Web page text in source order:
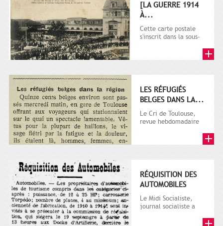
[LA GUERRE 1914
À...
Cette carte postale
s'inscrit dans la sous-
plusieurs milliers de...
LES RÉFUGIÉS
BELGES DANS LA...
Le Cri de Toulouse,
revue hebdomadaire
puis...
RÉQUISITION DES
AUTOMOBILES
Le Midi Socialiste,
journal socialiste a